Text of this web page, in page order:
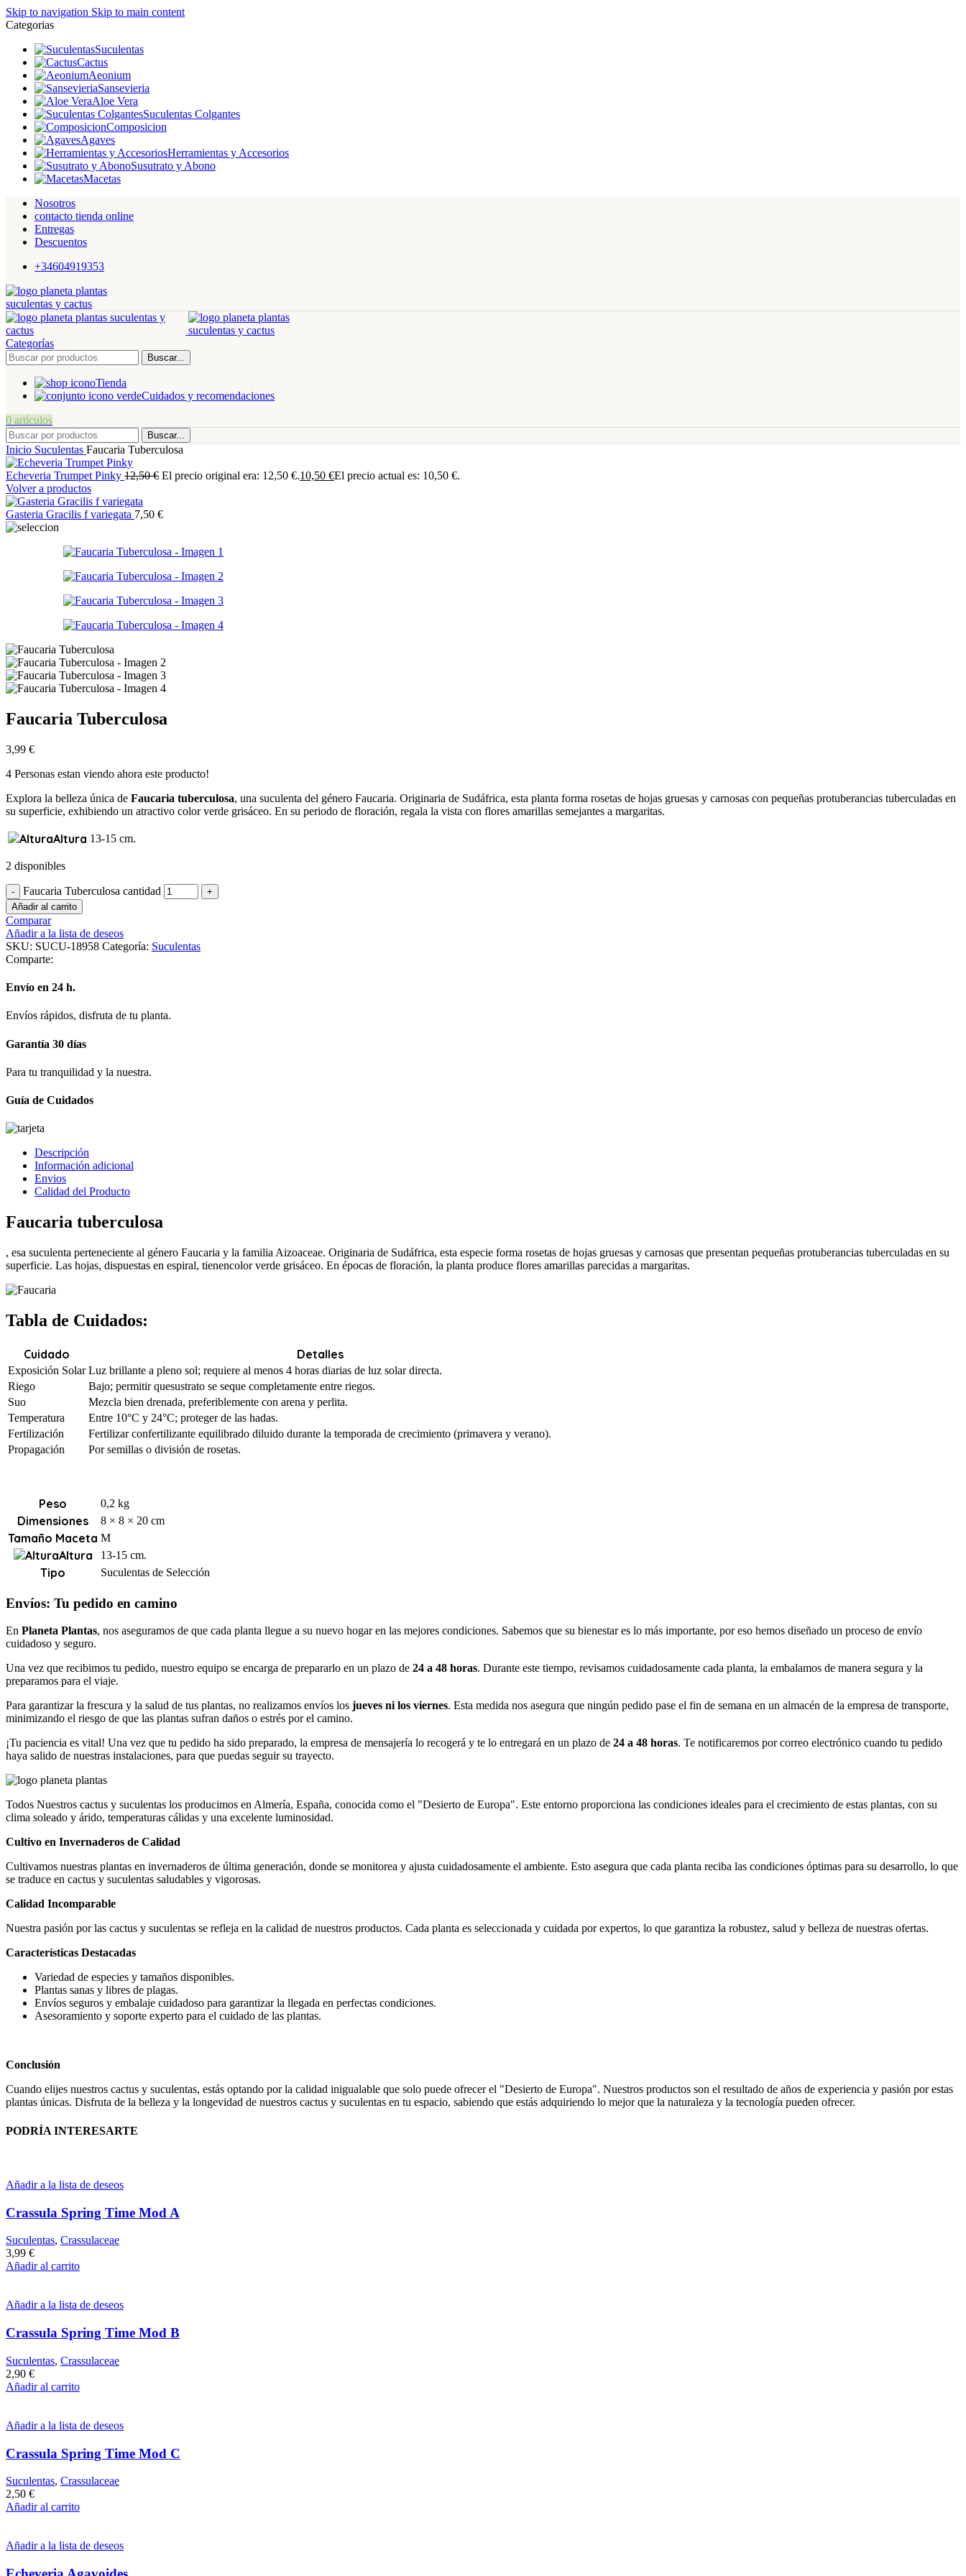
Skip to navigation Skip to main content
Categorias
Suculentas
Cactus
Aeonium
Sansevieria
Aloe Vera
Suculentas Colgantes
Composicion
Agaves
Herramientas y Accesorios
Susutrato y Abono
Macetas
Nosotros
contacto tienda online
Entregas
Descuentos
+34604919353
Categorías
Buscar...
Tienda
Cuidados y recomendaciones
0 artículos
Buscar...
Inicio Suculentas Faucaria Tuberculosa
Echeveria Trumpet Pinky 12,50€ El precio original era: 12,50 €.10,50 €El precio actual es: 10,50 €.
Volver a productos
Gasteria Gracilis f variegata 7,50 €
Faucaria Tuberculosa
3,99 €
4 Personas estan viendo ahora este producto!
Explora la belleza única de Faucaria tuberculosa, una suculenta del género Faucaria. Originaria de Sudáfrica, esta planta forma rosetas de hojas gruesas y carnosas con pequeñas protuberancias tuberculadas en
su superficie, exhibiendo un atractivo color verde grisáceo. En su periodo de floración, regala la vista con flores amarillas semejantes a margaritas.
Altura 13-15 cm.
2 disponibles
Faucaria Tuberculosa cantidad
Añadir al carrito
Comparar
Añadir a la lista de deseos
SKU: SUCU-18958 Categoría: Suculentas
Comparte:
Envío en 24 h.
Envíos rápidos, disfruta de tu planta.
Garantía 30 días
Para tu tranquilidad y la nuestra.
Guía de Cuidados
Descripción
Información adicional
Envios
Calidad del Producto
Faucaria tuberculosa
, esa suculenta perteneciente al género Faucaria y la familia Aizoaceae. Originaria de Sudáfrica, esta especie forma rosetas de hojas gruesas y carnosas que presentan pequeñas protuberancias tuberculadas en su
superficie. Las hojas, dispuestas en espiral, tienencolor verde grisáceo. En épocas de floración, la planta produce flores amarillas parecidas a margaritas.
Tabla de Cuidados:
Cuidado Detalles
Exposición Solar Luz brillante a pleno sol; requiere al menos 4 horas diarias de luz solar directa.
Riego
Bajo; permitir quesustrato se seque completamente entre riegos.
Suo
Mezcla bien drenada, preferiblemente con arena y perlita.
Temperatura
Entre 10°C y 24°C; proteger de las hadas.
Fertilización
Fertilizar confertilizante equilibrado diluido durante la temporada de crecimiento (primavera y verano).
Propagación
Por semillas o división de rosetas.
Peso 0,2 kg
Dimensiones 8 × 8 × 20 cm
Tamaño Maceta M
Altura 13-15 cm.
Tipo Suculentas de Selección
Envíos: Tu pedido en camino
En Planeta Plantas, nos aseguramos de que cada planta llegue a su nuevo hogar en las mejores condiciones. Sabemos que su bienestar es lo más importante, por eso hemos diseñado un proceso de envío
cuidadoso y seguro.
Una vez que recibimos tu pedido, nuestro equipo se encarga de prepararlo en un plazo de 24 a 48 horas. Durante este tiempo, revisamos cuidadosamente cada planta, la embalamos de manera segura y la
preparamos para el viaje.
Para garantizar la frescura y la salud de tus plantas, no realizamos envíos los jueves ni los viernes. Esta medida nos asegura que ningún pedido pase el fin de semana en un almacén de la empresa de transporte,
minimizando el riesgo de que las plantas sufran daños o estrés por el camino.
¡Tu paciencia es vital! Una vez que tu pedido ha sido preparado, la empresa de mensajería lo recogerá y te lo entregará en un plazo de 24 a 48 horas. Te notificaremos por correo electrónico cuando tu pedido
haya salido de nuestras instalaciones, para que puedas seguir su trayecto.
Todos Nuestros cactus y suculentas los producimos en Almería, España, conocida como el "Desierto de Europa". Este entorno proporciona las condiciones ideales para el crecimiento de estas plantas, con su
clima soleado y árido, temperaturas cálidas y una excelente luminosidad.
Cultivo en Invernaderos de Calidad
Cultivamos nuestras plantas en invernaderos de última generación, donde se monitorea y ajusta cuidadosamente el ambiente. Esto asegura que cada planta reciba las condiciones óptimas para su desarrollo, lo que
se traduce en cactus y suculentas saludables y vigorosas.
Calidad Incomparable
Nuestra pasión por las cactus y suculentas se refleja en la calidad de nuestros productos. Cada planta es seleccionada y cuidada por expertos, lo que garantiza la robustez, salud y belleza de nuestras ofertas.
Características Destacadas
Variedad de especies y tamaños disponibles.
Plantas sanas y libres de plagas.
Envíos seguros y embalaje cuidadoso para garantizar la llegada en perfectas condiciones.
Asesoramiento y soporte experto para el cuidado de las plantas.
Conclusión
Cuando elijes nuestros cactus y suculentas, estás optando por la calidad inigualable que solo puede ofrecer el "Desierto de Europa". Nuestros productos son el resultado de años de experiencia y pasión por estas
plantas únicas. Disfruta de la belleza y la longevidad de nuestros cactus y suculentas en tu espacio, sabiendo que estás adquiriendo lo mejor que la naturaleza y la tecnología pueden ofrecer.
PODRÍA INTERESARTE
Añadir a la lista de deseos
Crassula Spring Time Mod A
Suculentas, Crassulaceae
3,99 €
Añadir al carrito
Añadir a la lista de deseos
Crassula Spring Time Mod B
Suculentas, Crassulaceae
2,90 €
Añadir al carrito
Añadir a la lista de deseos
Crassula Spring Time Mod C
Suculentas, Crassulaceae
2,50 €
Añadir al carrito
Añadir a la lista de deseos